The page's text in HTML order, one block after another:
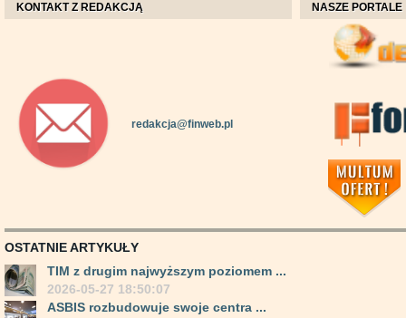
KONTAKT Z REDAKCJĄ
redakcja@finweb.pl
NASZE PORTALE
OSTATNIE ARTYKUŁY
TIM z drugim najwyższym poziomem ...
2026-05-27 18:50:07
ASBIS rozbudowuje swoje centra ...